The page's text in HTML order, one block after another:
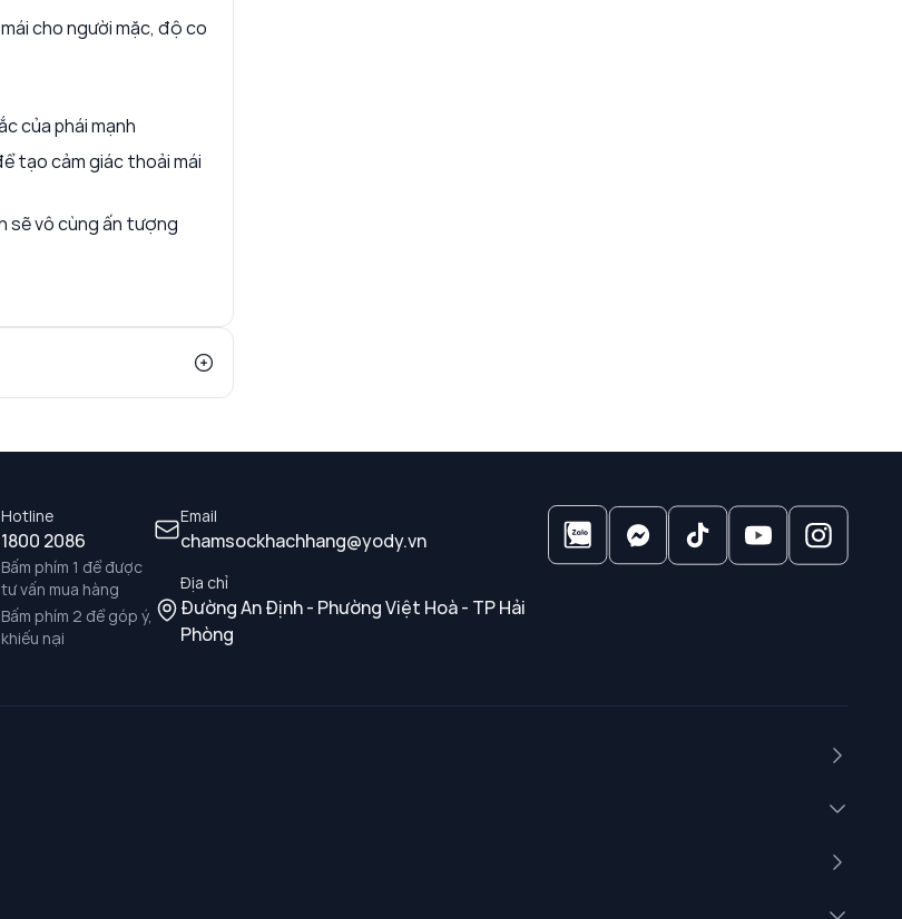
cho người mặc, độ co
của phái mạnh
tạo cảm giác thoải mái
sẽ vô cùng ấn tượng
Hotline
1800 2086
Bấm phím 1 để được
tư vấn mua hàng
Bấm phím 2 để góp ý,
khiếu nại
Email
chamsockhachhang@yody.vn
Địa chỉ
Đường An Định - Phường Việt Hoà - TP Hải
Phòng